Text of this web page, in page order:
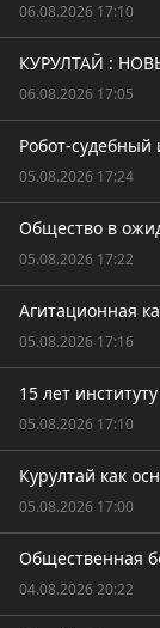
06.08.2026 17:10
КУРУЛТАЙ :
06.08.2026 17:05
Робот-судебный
05.08.2026 17:24
Общество в
05.08.2026 17:22
Агитационная
05.08.2026 17:16
15 лет
05.08.2026 17:10
Курултай как
05.08.2026 17:00
Общественная
04.08.2026 20:22